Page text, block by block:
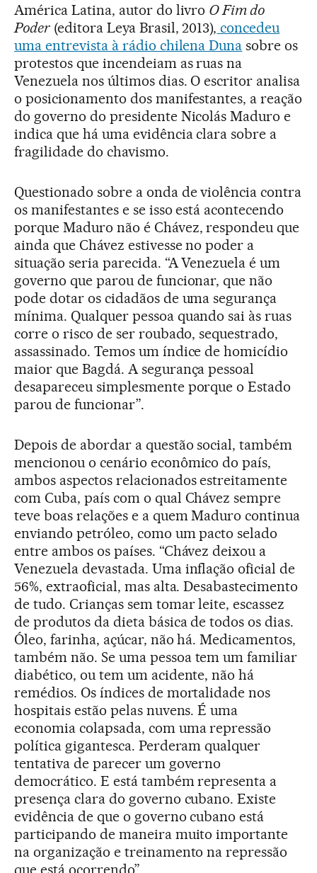
América Latina, autor do livro O Fim do
Poder(editora Leya Brasil, 2013), concedeu
uma entrevista à rádio chilena Duna sobre os
protestos que incendeiam as ruas na
Venezuela nos últimos dias. O escritor analisa
o posicionamento dos manifestantes, a reação
do governo do presidente Nicolás Maduro e
indica que há uma evidência clara sobre a
fragilidade do chavismo.
Questionado sobre a onda de violência contra
os manifestantes e se isso está acontecendo
porque Maduro não é Chávez, respondeu que
ainda que Chávez estivesse no poder a
situação seria parecida. “A Venezuela é um
governo que parou de funcionar, que não
pode dotar os cidadãos de uma segurança
mínima. Qualquer pessoa quando sai às ruas
corre o risco de ser roubado, sequestrado,
assassinado. Temos um índice de homicídio
maior que Bagdá. A segurança pessoal
desapareceu simplesmente porque o Estado
parou de funcionar”.
Depois de abordar a questão social, também
mencionou o cenário econômico do país,
ambos aspectos relacionados estreitamente
com Cuba, país com o qual Chávez sempre
teve boas relações e a quem Maduro continua
enviando petróleo, como um pacto selado
entre ambos os países. “Chávez deixou a
Venezuela devastada. Uma inflação oficial de
56%, extraoficial, mas alta. Desabastecimento
de tudo. Crianças sem tomar leite, escassez
de produtos da dieta básica de todos os dias.
Óleo, farinha, açúcar, não há. Medicamentos,
também não. Se uma pessoa tem um familiar
diabético, ou tem um acidente, não há
remédios. Os índices de mortalidade nos
hospitais estão pelas nuvens. É uma
economia colapsada, com uma repressão
política gigantesca. Perderam qualquer
tentativa de parecer um governo
democrático. E está também representa a
presença clara do governo cubano. Existe
evidência de que o governo cubano está
participando de maneira muito importante
na organização e treinamento na repressão
que está ocorrendo”.